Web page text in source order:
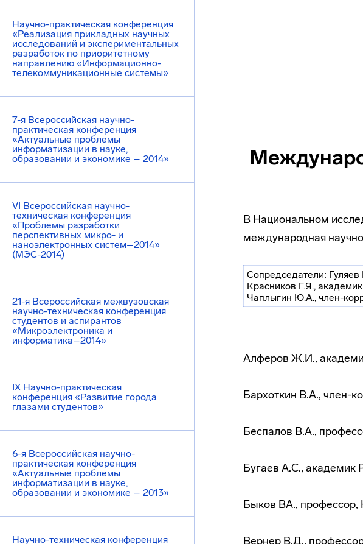
Научно-практическая конференция
«Реализация прикладных научных
исследований и экспериментальных
разработок по приоритетному
направлению «Информационно-
телекоммуникационные системы»
7-я Всероссийская научно-
практическая конференция
«Актуальные проблемы
информатизации в науке,
образовании и экономике – 2014»
VI Всероссийская научно-
техническая конференция
«Проблемы разработки
перспективных микро- и
наноэлектронных систем–2014»
(МЭС-2014)
21-я Всероссийская межвузовская
научно-техническая конференция
студентов и аспирантов
«Микроэлектроника и
информатика–2014»
IX Научно-практическая
конференция «Развитие города
глазами студентов»
6-я Всероссийская научно-
практическая конференция
«Актуальные проблемы
информатизации в науке,
образовании и экономике – 2013»
Научно-техническая конференция
В Национальном
международная
Сопредседатели:
Красников Г.Я.,
Чаплыгин Ю.А., член-
Алферов Ж.И.,
Бархоткин В.А., член-
Беспалов В.А.,
Бугаев А.С.,
Быков ВА.,
Вернер В.Д.,